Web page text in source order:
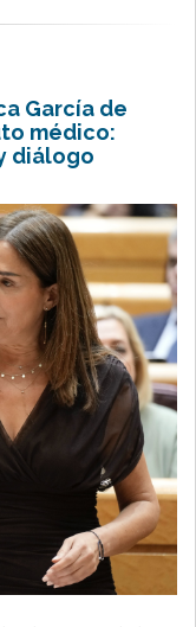
García de
médico:
diálogo